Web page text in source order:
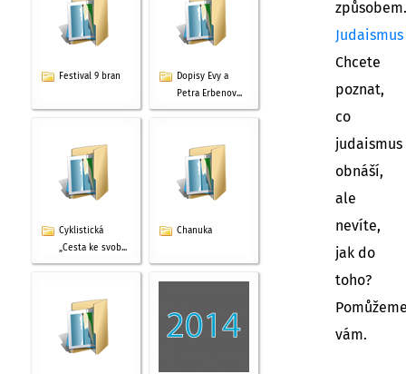
Festival 9 bran
Dopisy Evy a
Petra Erbenov...
Cyklistická
„Cesta ke svob...
Chanuka
způsobem.
Judaismus
Chcete
poznat,
co
judaismus
obnáší,
ale
nevíte,
jak do
toho?
vám.